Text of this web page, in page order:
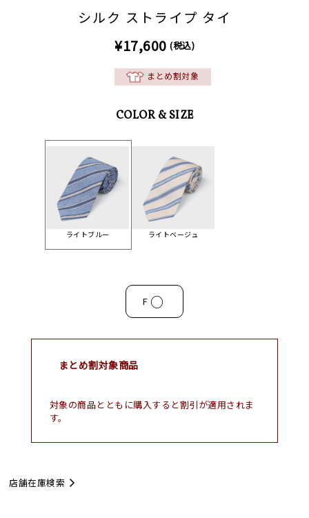
シルク ストライプ タイ
¥17,600 (税込)
まとめ割対象
COLOR & SIZE
ライトブルー ライトベージュ
F ○
まとめ割対象商品
対象の商品とともに購入すると割引が適用されま
す。
店舗在庫検索